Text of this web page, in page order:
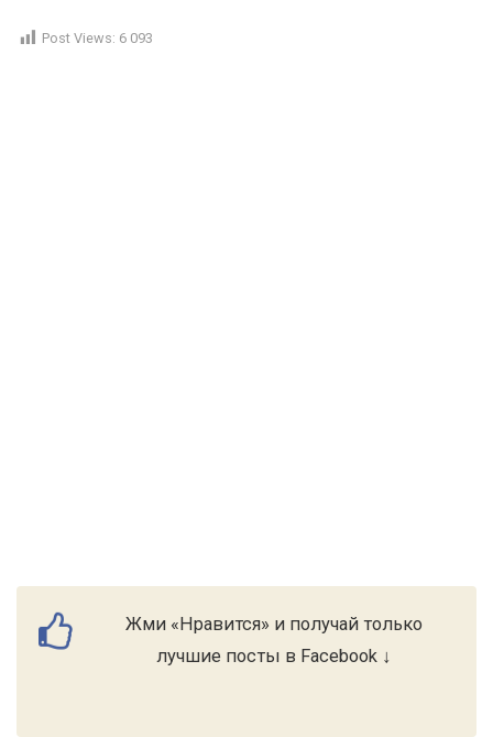
Post Views: 6 093
Жми «Нравится» и получай только
лучшие посты в Facebook ↓